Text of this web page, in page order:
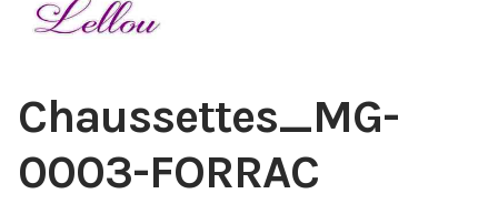
Chaussettes_MG-
0003-FORRAC